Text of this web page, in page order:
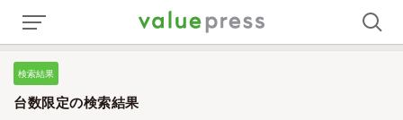
検索結果
台数限定の検索結果